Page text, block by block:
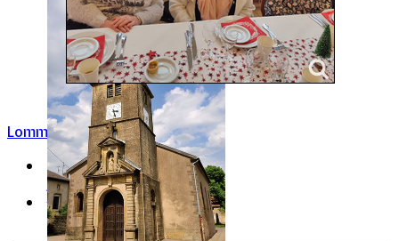
Lommerange